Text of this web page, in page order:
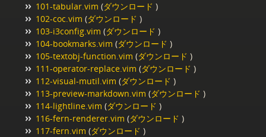
101-tabular.vim (ダウンロード )
102-coc.vim (ダウンロード )
103-i3config.vim (ダウンロード )
104-bookmarks.vim (ダウンロード )
105-textobj-function.vim (ダウンロード )
111-operator-replace.vim (ダウンロード )
112-visual-mutil.vim (ダウンロード )
113-preview-markdown.vim (ダウンロード )
114-lightline.vim (ダウンロード )
116-fern-renderer.vim (ダウンロード )
117-fern.vim (ダウンロード )